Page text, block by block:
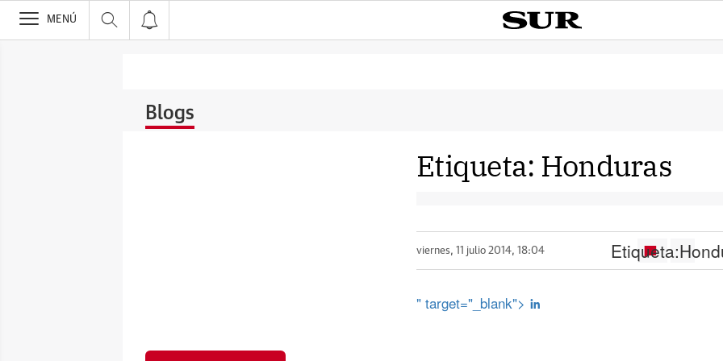
>
MENÚ
Blogs
Etiqueta: Honduras
viernes, 11 julio 2014, 18:04 Etiqueta:
" target="_blank">